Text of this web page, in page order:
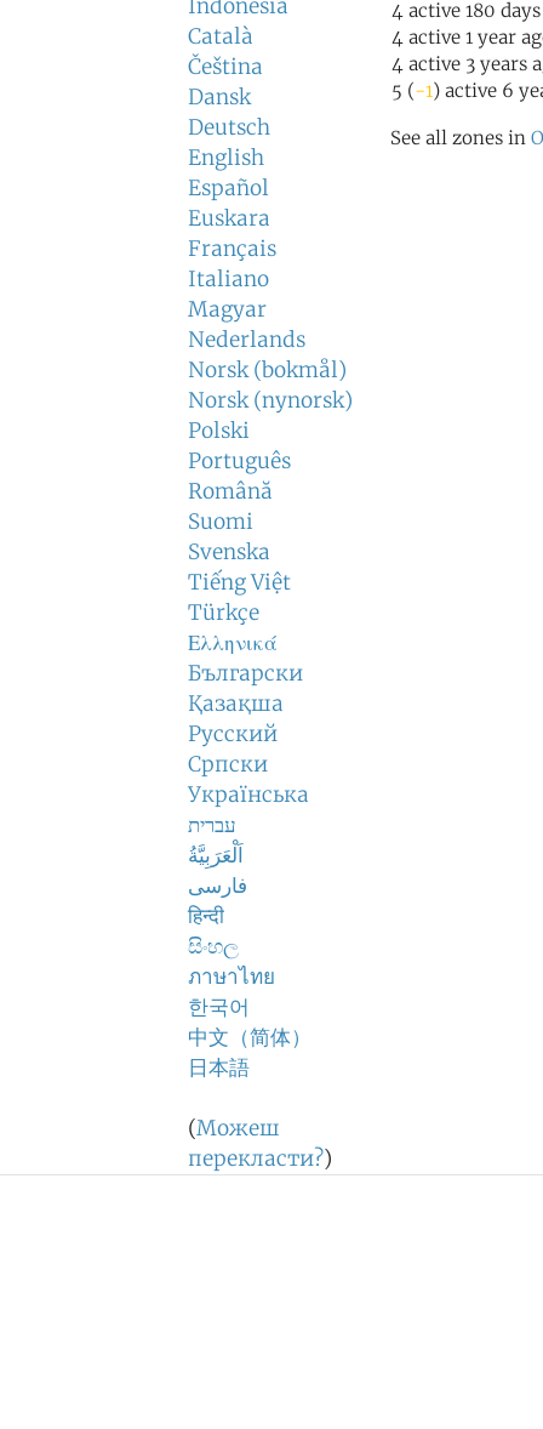
Indonesia
Català
Čeština
Dansk
Deutsch
English
Español
Euskara
Français
Italiano
Magyar
Nederlands
Norsk (bokmål)
Norsk (nynorsk)
Polski
Português
Română
Suomi
Svenska
Tiếng Việt
Türkçe
Ελληνικά
Български
Қазақша
Русский
Српски
Українська
עברית
اَلْعَرَبِيَّةُ
فارسی
हिन्दी
සිංහල
ภาษาไทย
한국어
中文（简体）
日本語
(Можеш
перекласти?)
4 active 180
4 active 1 year
4 active 3 years
5 (-1) active 6
See all zones in